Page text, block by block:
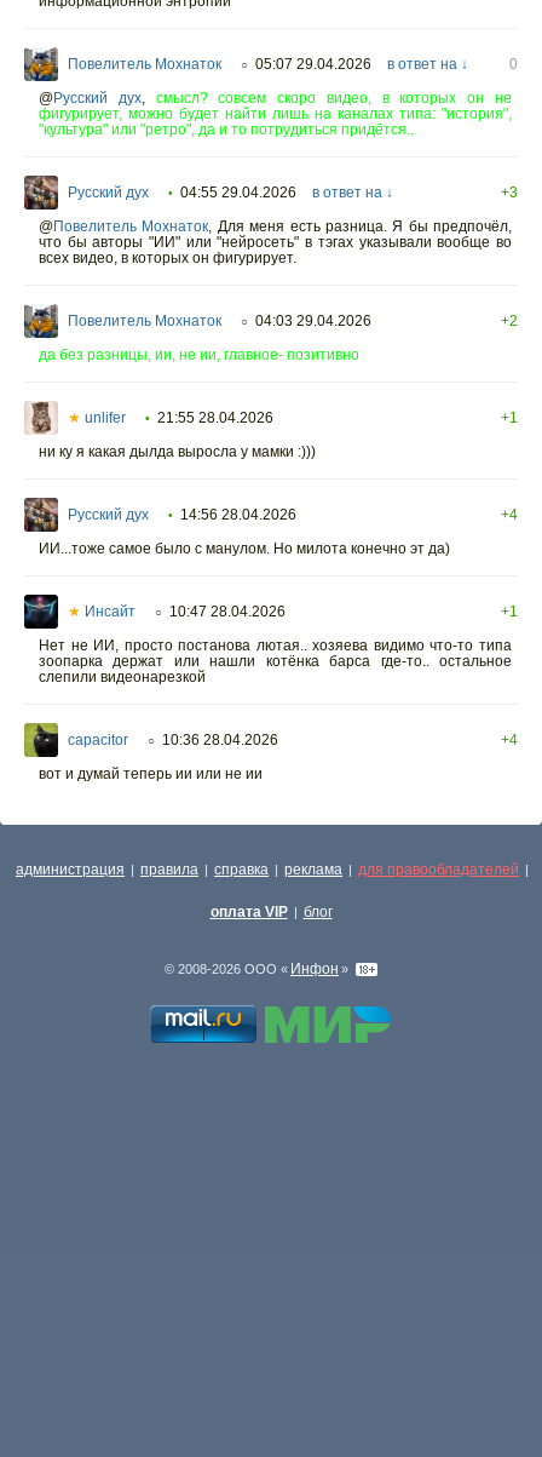
Повелитель Мохнаток ○ 05:07 29.04.2026 в ответ на ↓
0
@Русский дух,
смысл? совсем скоро видео, в которых он не
фигурирует, можно будет найти лишь на каналах типа: "история",
"культура" или "ретро", да и то потрудиться придётся..
Русский дух • 04:55 29.04.2026 в ответ на ↓
+3
@Повелитель Мохнаток
Для меня есть разница. Я бы предпочёл,
что бы авторы "ИИ" или "нейросеть" в тэгах указывали вообще во
всех видео, в которых он фигурирует.
Повелитель Мохнаток ○ 04:03 29.04.2026
+2
да без разницы, ии, не ии, главное- позитивно
★ unlifer • 21:55 28.04.2026
+1
ни ку я какая дылда выросла у мамки :)))
Русский дух • 14:56 28.04.2026
+4
ИИ...тоже самое было с манулом. Но милота конечно эт да)
★ Инсайт ○ 10:47 28.04.2026
+1
Нет не ИИ, просто постанова лютая.. хозяева видимо что-то типа
зоопарка держат или нашли котёнка барса где-то.. остальное
слепили видеонарезкой
capacitor ○ 10:36 28.04.2026
+4
вот и думай теперь ии или не ии
администрация | правила | справка | реклама | для правообладателей |
оплата VIP | блог
© 2008-2026 ООО « Инфон »